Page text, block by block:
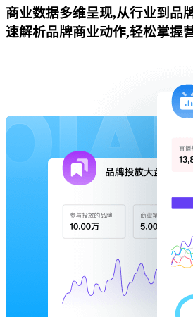
商业数据多维呈现,从行业到品
速解析品牌商业动作,轻松掌握